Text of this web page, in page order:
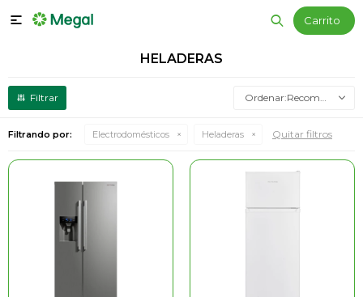

HELADERAS
Recomendados
Filtrando por: Electrodomésticos Heladeras Quitar filtros